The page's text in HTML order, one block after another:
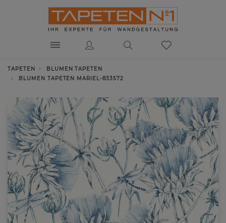
TAPETEN
BLUMEN TAPETEN
BLUMEN TAPETEN MARIEL-833572